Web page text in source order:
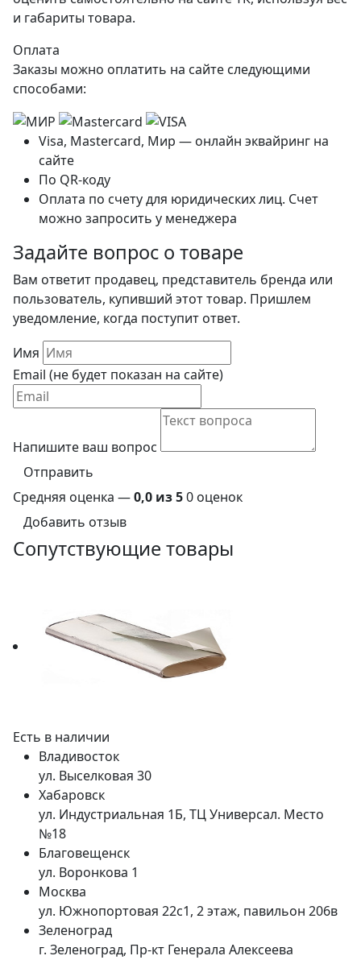
и габариты товара.
Оплата
Заказы можно оплатить на сайте следующими
способами:
Visa, Mastercard, Мир — онлайн эквайринг на
сайте
По QR-коду
Оплата по счету для юридических лиц. Счет
можно запросить у менеджера
Задайте вопрос о товаре
Вам ответит продавец, представитель бренда или
пользователь, купивший этот товар. Пришлем
уведомление, когда поступит ответ.
Имя
Email (не будет показан на сайте)
Напишите ваш вопрос
Отправить
Средняя оценка —0,0 из 50 оценок
Добавить отзыв
Сопутствующие товары
Есть в наличии
Владивосток
ул. Выселковая 30
Хабаровск
ул. Индустриальная 1Б, ТЦ Универсал. Место
№18
Благовещенск
ул. Воронкова 1
Москва
ул. Южнопортовая 22с1, 2 этаж, павильон 206в
Зеленоград
г. Зеленоград, Пр-кт Генерала Алексеева